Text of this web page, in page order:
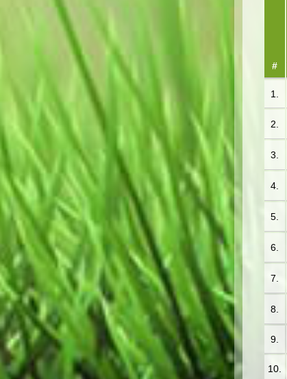
#
1.
2.
3.
4.
5.
6.
7.
8.
9.
10.